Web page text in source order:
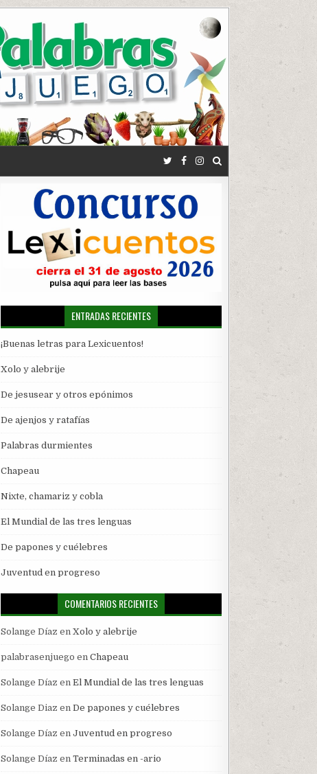
ENTRADAS RECIENTES
¡Buenas letras para Lexicuentos!
Xolo y alebrije
De jesusear y otros epónimos
De ajenjos y ratafías
Palabras durmientes
Chapeau
Nixte, chamariz y cobla
El Mundial de las tres lenguas
De papones y cuélebres
Juventud en progreso
COMENTARIOS RECIENTES
Solange Díaz enXolo y alebrije
palabrasenjuego enChapeau
Solange Díaz enEl Mundial de las tres lenguas
Solange Diaz enDe papones y cuélebres
Solange Díaz enJuventud en progreso
Solange Díaz enTerminadas en -ario